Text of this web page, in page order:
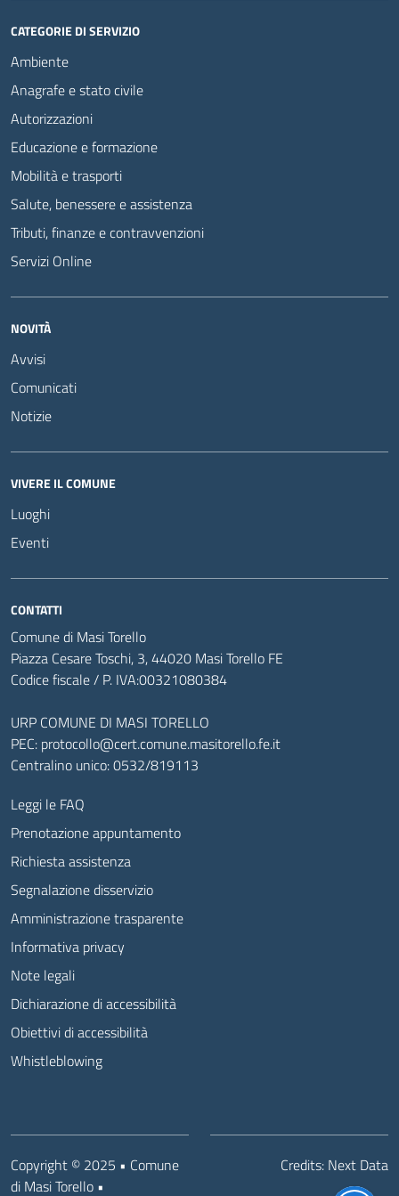
CATEGORIE DI SERVIZIO
Ambiente
Anagrafe e stato civile
Autorizzazioni
Educazione e formazione
Mobilità e trasporti
Salute, benessere e assistenza
Tributi, finanze e contravvenzioni
Servizi Online
NOVITÀ
Avvisi
Comunicati
Notizie
VIVERE IL COMUNE
Luoghi
Eventi
CONTATTI
Comune di Masi Torello
Piazza Cesare Toschi, 3, 44020 Masi Torello FE
Codice fiscale / P. IVA:00321080384
URP COMUNE DI MASI TORELLO
PEC: protocollo@cert.comune.masitorello.fe.it
Centralino unico: 0532/819113
Leggi le FAQ
Prenotazione appuntamento
Richiesta assistenza
Segnalazione disservizio
Amministrazione trasparente
Informativa privacy
Note legali
Dichiarazione di accessibilità
Obiettivi di accessibilità
Whistleblowing
Copyright © 2025 • Comune
di Masi Torello •
Credits: Next Data